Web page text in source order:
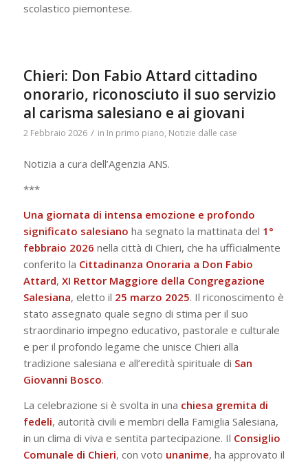
scolastico piemontese.
Chieri: Don Fabio Attard cittadino
onorario, riconosciuto il suo servizio
al carisma salesiano e ai giovani
2 Febbraio 2026 / in In primo piano, Notizie dalle case
Notizia a cura dell’Agenzia ANS.
***
Una giornata di intensa emozione e profondo
significato salesiano ha segnato la mattinata del 1°
febbraio 2026 nella città di Chieri, che ha ufficialmente
conferito la Cittadinanza Onoraria a Don Fabio
Attard, XI Rettor Maggiore della Congregazione
Salesiana, eletto il 25 marzo 2025. Il riconoscimento è
stato assegnato quale segno di stima per il suo
straordinario impegno educativo, pastorale e culturale
e per il profondo legame che unisce Chieri alla
tradizione salesiana e all’eredità spirituale di San
Giovanni Bosco.
La celebrazione si è svolta in una chiesa gremita di
fedeli, autorità civili e membri della Famiglia Salesiana,
in un clima di viva e sentita partecipazione. Il Consiglio
Comunale di Chieri, con voto unanime, ha approvato il